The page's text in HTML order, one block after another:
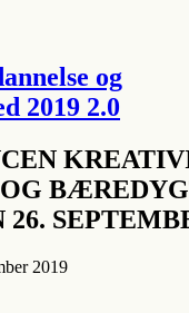
og
2019 2.0
26.
2019